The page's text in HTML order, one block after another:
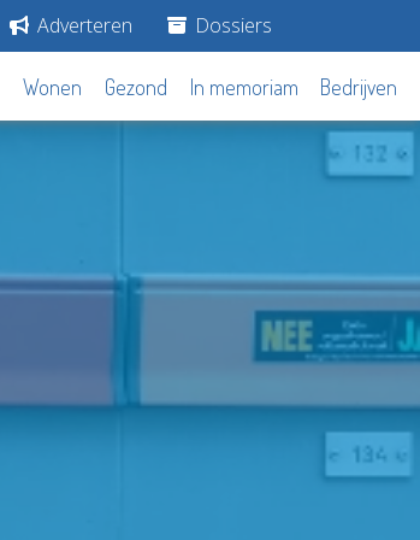
Adverteren Dossiers
Wonen Gezond In memoriam Bedrijven